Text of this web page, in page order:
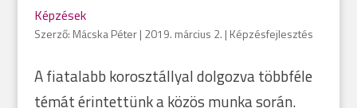
Képzések
Szerző: Mácska Péter| 2019. március 2. | Képzésfejlesztés
A fiatalabb korosztállyal dolgozva többféle
témát érintettünk a közös munka során.